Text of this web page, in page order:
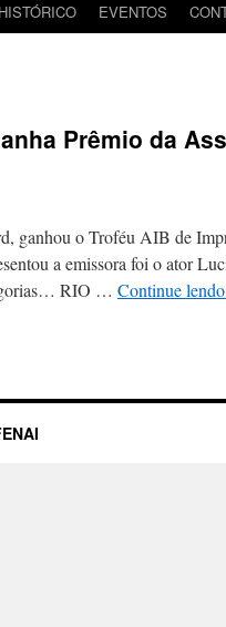
HISTÓRICO EVENTOS
Prêmio da
ganhou o Troféu AIB de
a emissora foi o ator
RIO … Continue lendo